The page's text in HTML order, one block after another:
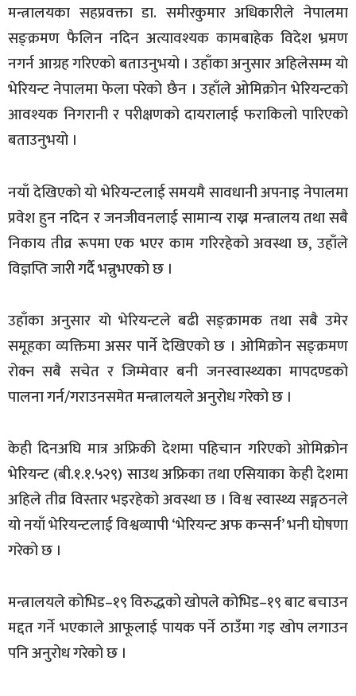
मन्त्रालयका सहप्रवक्ता डा. समीरकुमार अधिकारीले नेपालमा
सङ्क्रमण फैलिन नदिन अत्यावश्यक कामबाहेक विदेश भ्रमण
नगर्न आग्रह गरिएको बताउनुभयो । उहाँका अनुसार अहिलेसम्म याे
भेरियन्ट नेपालमा फेला परेको छैन । उहाँले ओमिक्रोन भेरियन्टको
आवश्यक निगरानी र परीक्षणको दायरालाई फराकिलो पारिएको
बताउनुभयो ।
नयाँ देखिएको यो भेरियन्टलाई समयमै सावधानी अपनाइ नेपालमा
प्रवेश हुन नदिन र जनजीवनलाई सामान्य राख्न मन्त्रालय तथा सबै
निकाय तीव्र रूपमा एक भएर काम गरिरहेको अवस्था छ, उहाँले
विज्ञप्ति जारी गर्दै भन्नुभएको छ ।
उहाँका अनुसार याे भेरियन्टले बढी सङ्क्रामक तथा सबै उमेर
समूहका व्यक्तिमा असर पार्ने देखिएको छ । ओमिक्रोन सङ्क्रमण
रोक्न सबै सचेत र जिम्मेवार बनी जनस्वास्थ्यका मापदण्डको
पालना गर्न/गराउनसमेत मन्त्रालयले अनुरोध गरेको छ ।
केही दिनअघि मात्र अफ्रिकी देशमा पहिचान गरिएको ओमिक्रोन
भेरियन्ट (बी.१.१.५२९) साउथ अफ्रिका तथा एसियाका केही देशमा
अहिले तीव्र विस्तार भइरहेको अवस्था छ । विश्व स्वास्थ्य सङ्गठनले
यो नयाँ भेरियन्टलाई विश्वव्यापी ‘भेरियन्ट अफ कन्सर्न’ भनी घोषणा
गरेको छ ।
मन्त्रालयले कोभिड–१९ विरुद्धको खोपले कोभिड–१९ बाट बचाउन
मद्दत गर्ने भएकाले आफूलाई पायक पर्ने ठाउँमा गइ खोप लगाउन
पनि अनुरोध गरेको छ ।